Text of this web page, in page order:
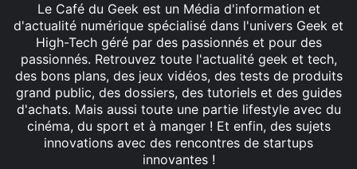
Le Café du Geek est un Média d'information et
d'actualité numérique spécialisé dans l'univers Geek et
High-Tech géré par des passionnés et pour des
passionnés. Retrouvez toute l'actualité geek et tech,
des bons plans, des jeux vidéos, des tests de produits
grand public, des dossiers, des tutoriels et des guides
d'achats. Mais aussi toute une partie lifestyle avec du
cinéma, du sport et à manger ! Et enfin, des sujets
innovations avec des rencontres de startups
innovantes !